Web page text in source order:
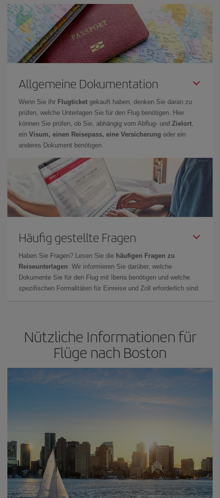
Allgemeine Dokumentation
Wenn Sie Ihr Flugticket gekauft haben, denken Sie daran zu
prüfen, welche Unterlagen Sie für den Flug benötigen. Hier
können Sie prüfen, ob Sie, abhängig vom Abflug- und Zielort,
ein Visum, einen Reisepass, eine Versicherung oder ein
anderes Dokument benötigen.
Häufig gestellte Fragen
Haben Sie Fragen? Lesen Sie die häufigen Fragen zu
Reiseunterlagen: Wir informieren Sie darüber, welche
Dokumente Sie für den Flug mit Iberia benötigen und welche
spezifischen Formalitäten für Einreise und Zoll erforderlich sind.
Nützliche Informationen für
Flüge nach Boston